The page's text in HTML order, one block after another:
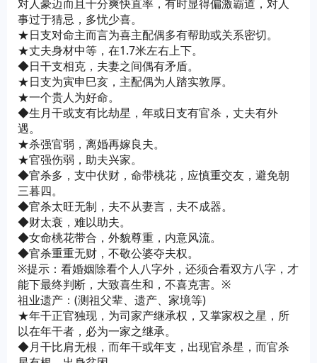
对人豪迈而且十分爽快直率，有时显得偏激霸道，对人
事过于猜忌，多忧少喜。
★日支对命主而言为喜主配偶多有帮助或关系密切。
★丈夫身材中等，在1.7米左右上下。
◆日干支相克，夫妻之间偶有矛盾。
★日支为寅申巳亥，主配偶为人踏实敦厚。
★一个贵人为好命。
◆生月干或支有比劫星，年或日支有官杀，丈夫有外
遇。
★杀强官弱，离婚再嫁良夫。
★官强伤弱，助夫兴家。
◆官杀多，支中伏财，命带桃花，应慎重交友，避免朝
三暮四。
◆官杀太旺无制，夫不从妻言，夫不成器。
◆财太衰，难以助夫。
◆女命桃花带合，外貌尊重，内意风流。
◆官杀重重无财，不敬公婆夺夫权。
※提示：看婚姻除看个人八字外，还须合看双方八字，才
能下最终判断，大致喜生和，不喜克害。※
祖业遗产：(测祖父辈、遗产、家境等)
★年干正官独现，为司家产继承权，又掌家权之星，所
以在年干者，必为一家之继承。
◆月干比肩无根，而年干或年支，出现官杀星，而官杀